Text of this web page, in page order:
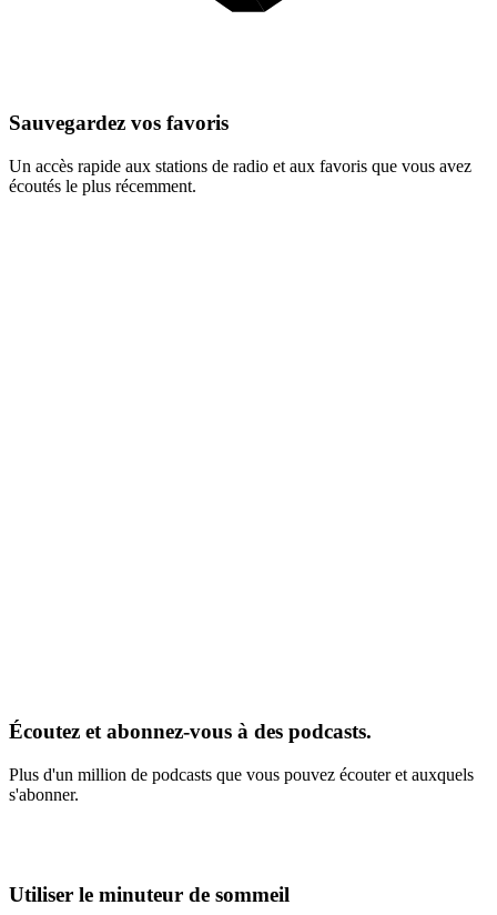
Sauvegardez vos favoris
Un accès rapide aux stations de radio et aux favoris que vous avez
écoutés le plus récemment.
Écoutez et abonnez-vous à des podcasts.
Plus d'un million de podcasts que vous pouvez écouter et auxquels
s'abonner.
Utiliser le minuteur de sommeil